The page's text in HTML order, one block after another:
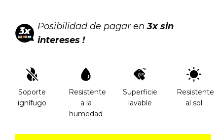
Posibilidad de pagar en3x sin
intereses !
Soporte
ignífugo
Resistente
a la
humedad
Superficie
lavable
Resistente
al sol